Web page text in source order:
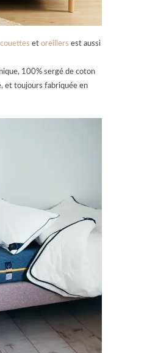
couettes et oreillers est aussi
100% sergé de coton
et toujours fabriquée en